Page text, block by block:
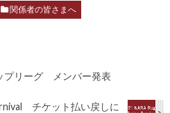
関係者の皆さまへ
プリーグ メンバー発表
チケット払い戻しに